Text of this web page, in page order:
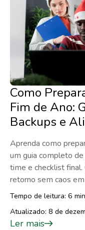
Como
Fim de Ano:
Backups e
Aprenda como
um guia completo
time e checklist
retorno sem caos
Tempo de leitura: 6
Atualizado: 8 de
Ler mais